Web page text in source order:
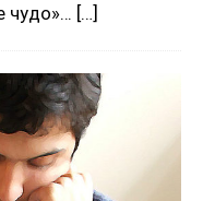
чудо»… […]